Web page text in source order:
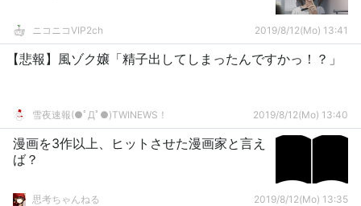
ニコニコVIP2ch 2019/8/12(Mo) 13:41
【悲報】風ゾク嬢「精子出してしまったんですかっ！？」
雪夜速報(●ﾟДﾟ●)TWINEWS！ 2019/8/12(Mo) 13:40
漫画を3作以上、ヒットさせた漫画家と言え
ば？
思考ちゃんねる 2019/8/12(Mo) 13:35